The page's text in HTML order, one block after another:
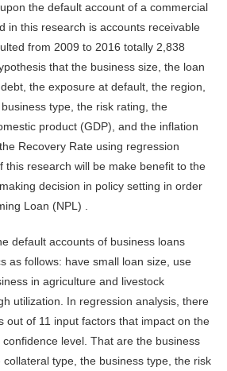
the default account of a commercial
in this research is accounts receivable
from 2009 to 2016 totally 2,838
that the business size, the loan
the exposure at default, the region,
type, the risk rating, the
product (GDP), and the inflation
Recovery Rate using regression
this research will be make benefit to the
decision in policy setting in order
Loan (NPL) .
default accounts of business loans
as follows: have small loan size, use
in agriculture and livestock
utilization. In regression analysis, there
out of 11 input factors that impact on the
level. That are the business
type, the business type, the risk